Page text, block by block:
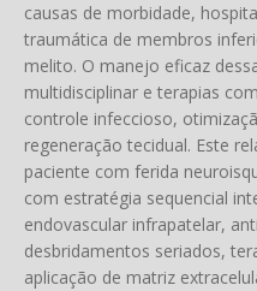
causas de morbidade,
traumática de membros
melito. O manejo eficaz
multidisciplinar e terapias
controle infeccioso,
regeneração tecidual. Este
paciente com ferida
com estratégia sequencial
endovascular infrapatelar,
desbridamentos seriados,
aplicação de matriz